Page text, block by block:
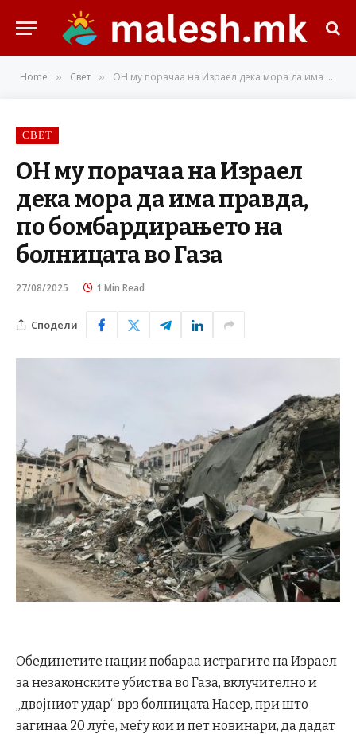
Home » Свет » ОН му порачаа на Израел дека мора да има правда, по бомбардирањето на болницата во Газа
СВЕТ
ОН му порачаа на Израел
дека мора да има правда,
по бомбардирањето на
болницата во Газа
27/08/2025 1 Min Read
Сподели
Обединетите нации побараа истрагите на Израел
за незаконските убиства во Газа, вклучително и
„двојниот удар“ врз болницата Насер, при што
загинаа 20 луѓе, меѓу кои и пет новинари, да дадат